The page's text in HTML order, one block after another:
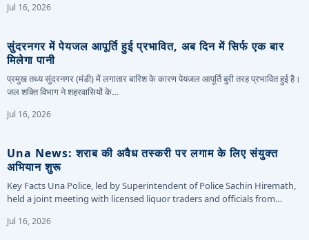
Jul 16, 2026
सुंदरनगर में पेयजल आपूर्ति हुई प्रभावित, अब दिन में सिर्फ एक बार
मिलेगा पानी
प्रमुख तथ्य सुंदरनगर (मंडी) में लगातार बारिश के कारण पेयजल आपूर्ति बुरी तरह प्रभावित हुई है।
जल शक्ति विभाग ने शहरवासियों के…
Jul 16, 2026
Una News: शराब की अवैध तस्करी पर लगाम के लिए संयुक्त
अभियान शुरू
Key Facts Una Police, led by Superintendent of Police Sachin Hiremath,
held a joint meeting with licensed liquor traders and officials from…
Jul 16, 2026